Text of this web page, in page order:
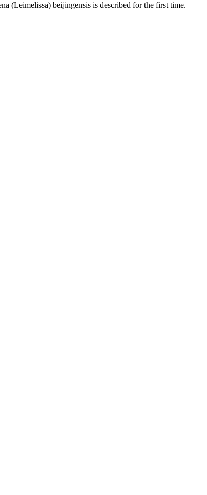
(Leimelissa) beijingensis is described for the first time.